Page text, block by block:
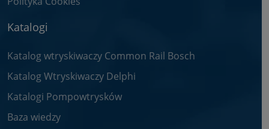
Katalogi
Katalog wtryskiwaczy Common Rail Bosch
Katalog Wtryskiwaczy Delphi
Katalogi Pompowtrysków
Baza wiedzy